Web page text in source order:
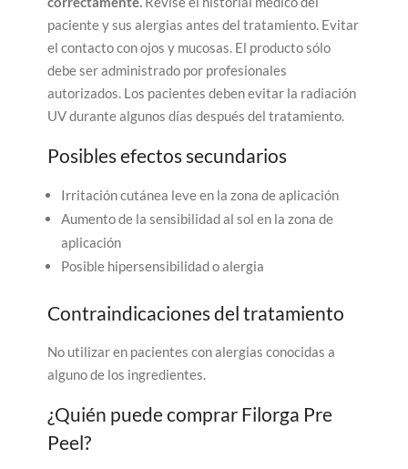
paciente y sus alergias antes del tratamiento. Evitar
el contacto con ojos y mucosas. El producto sólo
debe ser administrado por profesionales
autorizados. Los pacientes deben evitar la radiación
UV durante algunos días después del tratamiento.
Posibles efectos secundarios
Irritación cutánea leve en la zona de aplicación
Aumento de la sensibilidad al sol en la zona de
aplicación
Posible hipersensibilidad o alergia
Contraindicaciones del tratamiento
No utilizar en pacientes con alergias conocidas a
alguno de los ingredientes.
¿Quién puede comprar Filorga Pre
Peel?